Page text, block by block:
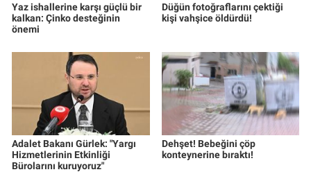
Yaz ishallerine karşı güçlü bir
kalkan: Çinko desteğinin
önemi
Düğün fotoğraflarını çektiği
kişi vahşice öldürdü!
Adalet Bakanı Gürlek: "Yargı
Hizmetlerinin Etkinliği
Bürolarını kuruyoruz"
Dehşet! Bebeğini çöp
konteynerine bıraktı!